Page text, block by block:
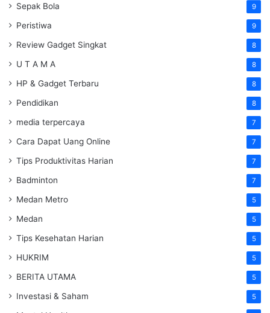
Sepak Bola 9
Peristiwa 9
Review Gadget Singkat 8
U T A M A 8
HP & Gadget Terbaru 8
Pendidikan 8
media terpercaya 7
Cara Dapat Uang Online 7
Tips Produktivitas Harian 7
Badminton 7
Medan Metro 5
Medan 5
Tips Kesehatan Harian 5
HUKRIM 5
BERITA UTAMA 5
Investasi & Saham 5